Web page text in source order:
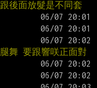
後面放髮是不同套
舞 要跟響咲正面對